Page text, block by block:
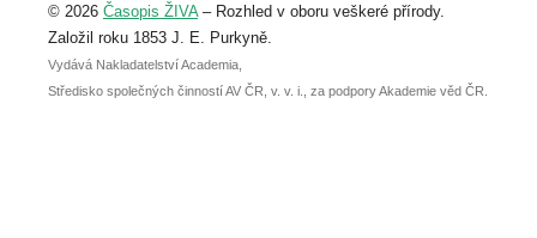
abstraktu přihlášené přednášky nebo
posteru je už 30. června.
© 2026 Časopis ŽIVA– Rozhled v oboru veškeré přírody.
Založil roku 1853 J. E. Purkyně.
Vydává Nakladatelství Academia,
Středisko společných činností AV ČR, v. v. i., za podpory Akademie věd ČR.